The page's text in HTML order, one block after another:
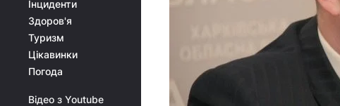
Інциденти
Здоров'я
Туризм
Цікавинки
Погода
Відео з Youtube